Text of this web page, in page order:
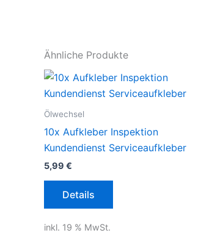
Ähnliche Produkte
Ölwechsel
10x Aufkleber Inspektion
Kundendienst Serviceaufkleber
5,99 €
Details
inkl. 19 % MwSt.